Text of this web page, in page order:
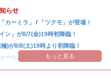
らせ
カーミラ」 /
「ツクモ」が登場！
ン」が8/7(金)19時初降臨！
)が8/8(土)19時より初降臨！
ーたん」が登場！もっと見る